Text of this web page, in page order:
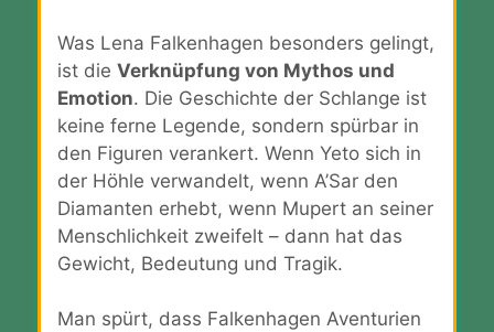
Was Lena Falkenhagen besonders gelingt,
ist die Verknüpfung von Mythos und
Emotion. Die Geschichte der Schlange ist
keine ferne Legende, sondern spürbar in
den Figuren verankert. Wenn Yeto sich in
der Höhle verwandelt, wenn A’Sar den
Diamanten erhebt, wenn Mupert an seiner
Menschlichkeit zweifelt – dann hat das
Gewicht, Bedeutung und Tragik.
Man spürt, dass Falkenhagen Aventurien